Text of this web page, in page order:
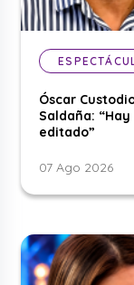
Óscar
Saldaña:
editado”
07 Ago 2026